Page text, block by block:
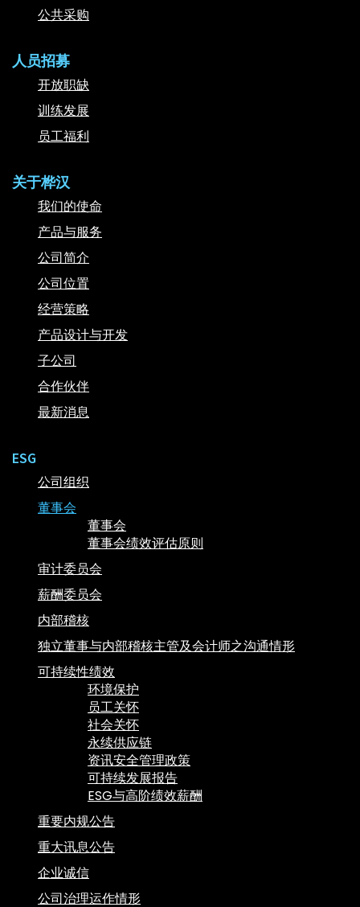
公共采购
人员招募
开放职缺
训练发展
员工福利
关于桦汉
我们的使命
产品与服务
公司简介
公司位置
经营策略
产品设计与开发
子公司
合作伙伴
最新消息
ESG
公司组织
董事会
董事会
董事会绩效评估原则
审计委员会
薪酬委员会
内部稽核
独立董事与内部稽核主管及会计师之沟通情形
可持续性绩效
环境保护
员工关怀
社会关怀
永续供应链
资讯安全管理政策
可持续发展报告
ESG与高阶绩效薪酬
重要内规公告
重大讯息公告
企业诚信
公司治理运作情形